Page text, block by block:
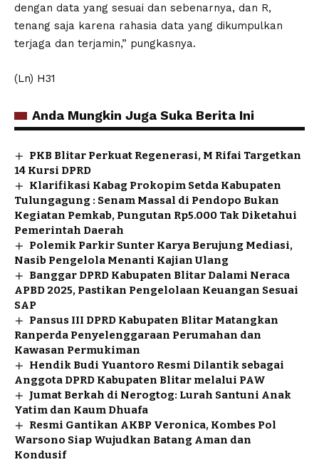
dengan data yang sesuai dan sebenarnya, dan R,
tenang saja karena rahasia data yang dikumpulkan
terjaga dan terjamin,” pungkasnya.
(Ln) H31
Anda Mungkin Juga Suka Berita Ini
PKB Blitar Perkuat Regenerasi, M Rifai Targetkan
14 Kursi DPRD
Klarifikasi Kabag Prokopim Setda Kabupaten
Tulungagung : Senam Massal di Pendopo Bukan
Kegiatan Pemkab, Pungutan Rp5.000 Tak Diketahui
Pemerintah Daerah
Polemik Parkir Sunter Karya Berujung Mediasi,
Nasib Pengelola Menanti Kajian Ulang
Banggar DPRD Kabupaten Blitar Dalami Neraca
APBD 2025, Pastikan Pengelolaan Keuangan Sesuai
SAP
Pansus III DPRD Kabupaten Blitar Matangkan
Ranperda Penyelenggaraan Perumahan dan
Kawasan Permukiman
Hendik Budi Yuantoro Resmi Dilantik sebagai
Anggota DPRD Kabupaten Blitar melalui PAW
Jumat Berkah di Nerogtog: Lurah Santuni Anak
Yatim dan Kaum Dhuafa
Resmi Gantikan AKBP Veronica, Kombes Pol
Warsono Siap Wujudkan Batang Aman dan
Kondusif